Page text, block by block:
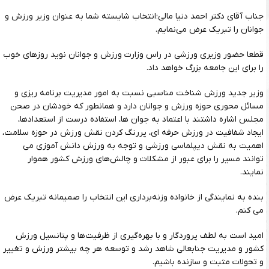
جناب آقای دکتر احمد دنیا مالی؛انتخاب شایسته شما به عنوان وزیر ورزش و
جوانان را تبریک عرض می‌نمایم.
قطعا حضور وزیری ورزشی در راس وزارت‌ ورزش و جوانان نوید روزهای خوب
را برای این جامعه بزرگ خواهد داد.
وزیر جدید ورزش شناخت مناسبی نسبت به امور مدیریت برنامه ریزی و
مسائل محوری حوزه ورزش و جوانان دارد و همانطور که خودشان در صحن
مجلس اشاره داشتند با اعتماد به جوان ها، استفاده درست از استعدادها،
ایجاد شفافیت در ورزش حرفه ای، پررنگ کردن نقش ورزش در حوزه سلامت،
اهمیت به نقش دیپلماسی ورزشی و توجه به ورزش دانش آموزی می
توانند مسیر را برای عبور از مشکلات و چالش‌های ورزش کشور هموار
نمایند.
بنده به نمایندگی از خانواده وزنه‌برداری این انتخاب را صمیمانه تبریک عرض
می کنم.
امید است به لطف پروردگار و با بهره‌گیری از ظرفیت‌ها و پتانسیل ورزش
کشور و مدیریت جنابعالی شاهد رشد و توسعه هر‌ چه بیشتر ورزش و تغییر
و تحولات مثبت و سازنده باشیم.